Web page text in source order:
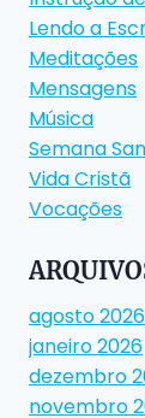
Lendo a
Meditações
Mensagens
Música
Semana
Vida Cristã
Vocações
agosto 2026
janeiro 2026
dezembro
novembro